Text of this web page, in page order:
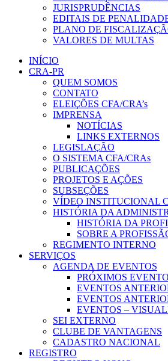
JURISPRUDÊNCIAS
EDITAIS DE
PLANO DE
VALORES DE MULTAS
INÍCIO
CRA-PR
QUEM SOMOS
CONTATO
ELEIÇÕES CFA/CRA’s
IMPRENSA
NOTÍCIAS
LINKS EXTERNOS
LEGISLAÇÃO
O SISTEMA CFA/CRAs
PUBLICAÇÕES
PROJETOS E AÇÕES
SUBSEÇÕES
VÍDEO INSTITUCIONAL
HISTÓRIA DA
HISTÓRIA DA
SOBRE A
REGIMENTO INTERNO
SERVIÇOS
AGENDA DE EVENTOS
PRÓXIMOS
EVENTOS
EVENTOS
EVENTOS –
SEI EXTERNO
CLUBE DE VANTAGENS
CADASTRO NACIONAL
REGISTRO